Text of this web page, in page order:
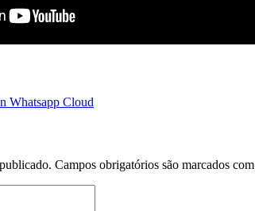
Whatsapp Cloud
Campos obrigatórios são marcados com